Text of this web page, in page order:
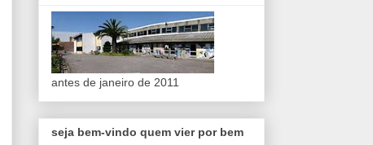
antes de janeiro de 2011
seja bem-vindo quem vier por bem